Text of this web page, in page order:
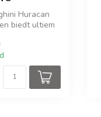
Huracan
biedt ultiem